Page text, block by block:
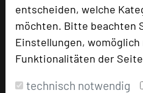
entscheiden, welche
möchten. Bitte beachten
Einstellungen,
Funktionalitäten der
technisch notwendig
Ausstellungsfläche
Zimmer
Doppelzimmer
Einzelzimmer